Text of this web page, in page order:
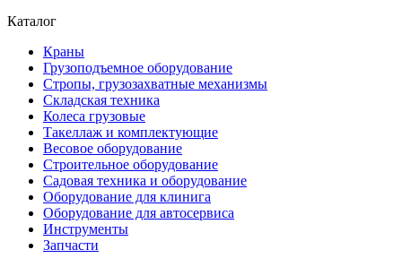
Каталог
Краны
Грузоподъемное оборудование
Стропы, грузозахватные механизмы
Складская техника
Колеса грузовые
Такеллаж и комплектующие
Весовое оборудование
Строительное оборудование
Садовая техника и оборудование
Оборудование для клинига
Оборудование для автосервиса
Инструменты
Запчасти